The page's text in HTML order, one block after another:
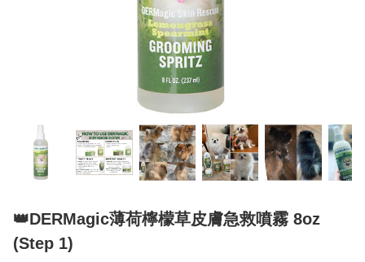
👑DERMagic薄荷檸檬草皮膚急救噴霧 8oz
(Step 1)